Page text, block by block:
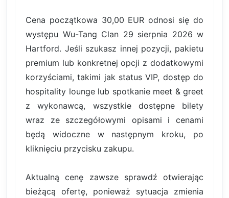
Cena początkowa 30,00 EUR odnosi się do
występu Wu-Tang Clan 29 sierpnia 2026 w
Hartford. Jeśli szukasz innej pozycji, pakietu
premium lub konkretnej opcji z dodatkowymi
korzyściami, takimi jak status VIP, dostęp do
hospitality lounge lub spotkanie meet & greet
z wykonawcą, wszystkie dostępne bilety
wraz ze szczegółowymi opisami i cenami
będą widoczne w następnym kroku, po
kliknięciu przycisku zakupu.
Aktualną cenę zawsze sprawdź otwierając
bieżącą ofertę, ponieważ sytuacja zmienia